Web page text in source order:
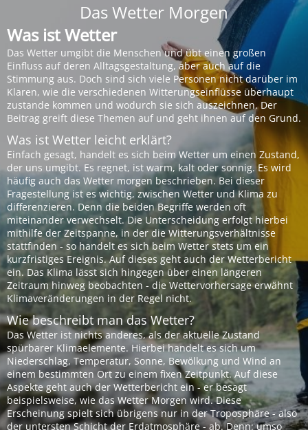
Das Wetter Morgen
Was ist Wetter
Das Wetter umgibt die Menschen und übt einen großen
Einfluss auf deren Alltagsgestaltung, aber auch auf die
Stimmung aus. Doch sind sich viele Personen nicht darüber im
Klaren, wie die verschiedenen Witterungseinflüsse überhaupt
zustande kommen und wodurch sie sich auszeichnen. Der
Beitrag greift diese Themen auf und geht ihnen auf den Grund.
Was ist Wetter leicht erklärt?
Einfach gesagt, handelt es sich beim Wetter um einen Zustand,
der uns umgibt. Es regnet, ist warm, kalt oder sonnig. Es wird
häufig auch das Wetter morgen beschrieben. Bei dieser
Fragestellung ist es wichtig, zwischen Wetter und Klima zu
differenzieren. Denn die beiden Begriffe werden oft
miteinander verwechselt. Die Unterscheidung erfolgt hierbei
mithilfe der Zeitspanne, in der die Witterungsverhältnisse
stattfinden - so handelt es sich beim Wetter stets um ein
kurzfristiges Ereignis. Auf dieses geht auch der Wetterbericht
ein. Das Klima lässt sich hingegen über einen längeren
Zeitraum hinweg beobachten - die Wettervorhersage erwähnt
Klimaveränderungen in der Regel nicht.
Wie beschreibt man das Wetter?
Das Wetter ist nichts anderes, als der aktuelle Zustand
spürbarer Klimaelemente. Hierbei handelt es sich um
Niederschlag, Temperatur, Sonne, Bewölkung und Wind an
einem bestimmten Ort zu einem fixen Zeitpunkt. Auf diese
Aspekte geht auch der Wetterbericht ein - er besagt
beispielsweise, wie das Wetter Morgen wird. Diese
Erscheinung spielt sich übrigens nur in der Troposphäre - also
der untersten Schicht der Erdatmosphäre - ab. Denn: umso